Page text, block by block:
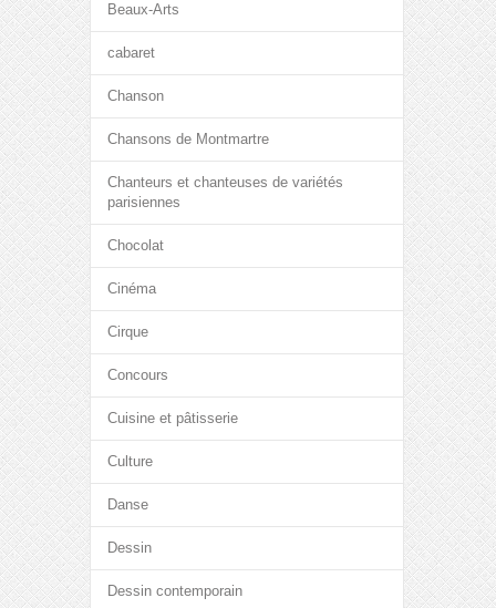
Beaux-Arts
cabaret
Chanson
Chansons de Montmartre
Chanteurs et chanteuses de variétés
parisiennes
Chocolat
Cinéma
Cirque
Concours
Cuisine et pâtisserie
Culture
Danse
Dessin
Dessin contemporain